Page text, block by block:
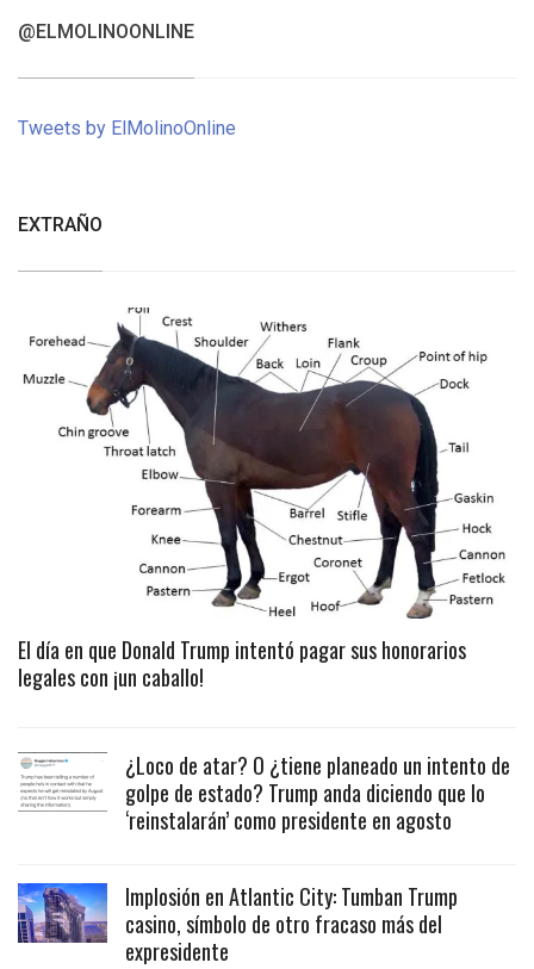
@ELMOLINOONLINE
Tweets by ElMolinoOnline
EXTRAÑO
El día en que Donald Trump intentó pagar sus honorarios
legales con ¡un caballo!
¿Loco de atar? O ¿tiene planeado un intento de
golpe de estado? Trump anda diciendo que lo
‘reinstalarán’ como presidente en agosto
Implosión en Atlantic City: Tumban Trump
casino, símbolo de otro fracaso más del
expresidente